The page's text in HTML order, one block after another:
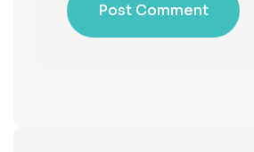
Post Comment